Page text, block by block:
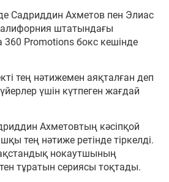
Садриддин Ахметов пен Элиас
штатындағы
Promotions бокс кешінде
тең нәтижемен аяқталған деп
үшін күтпеген жағдай
Ахметовтың кәсіпқой
тең нәтиже ретінде тіркелді.
нокаутшының
тұратын сериясы тоқтады.